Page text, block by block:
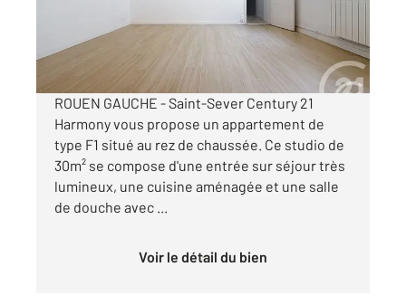
480 €
par mois charges comprises
ROUEN GAUCHE - Saint-Sever Century 21
Harmony vous propose un appartement de
type F1 situé au rez de chaussée. Ce studio de
30m² se compose d'une entrée sur séjour très
lumineux, une cuisine aménagée et une salle
de douche avec ...
Voir le détail du bien